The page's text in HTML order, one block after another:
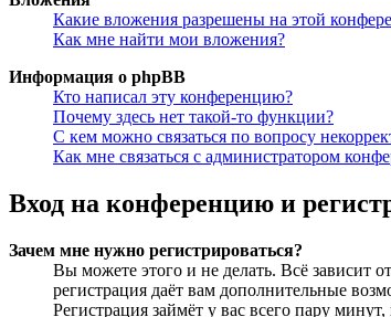
Какие вложения разрешены на этой
Как мне найти мои вложения?
Информация о phpBB
Кто написал эту конференцию?
Почему здесь нет такой-то функции?
С кем можно связаться по вопросу
Как мне связаться с администратором
Вход на конференцию и
Зачем мне нужно регистрироваться?
Вы можете этого и не делать. Всё зависит
регистрация даёт вам дополнительные
Регистрация займёт у вас всего пару